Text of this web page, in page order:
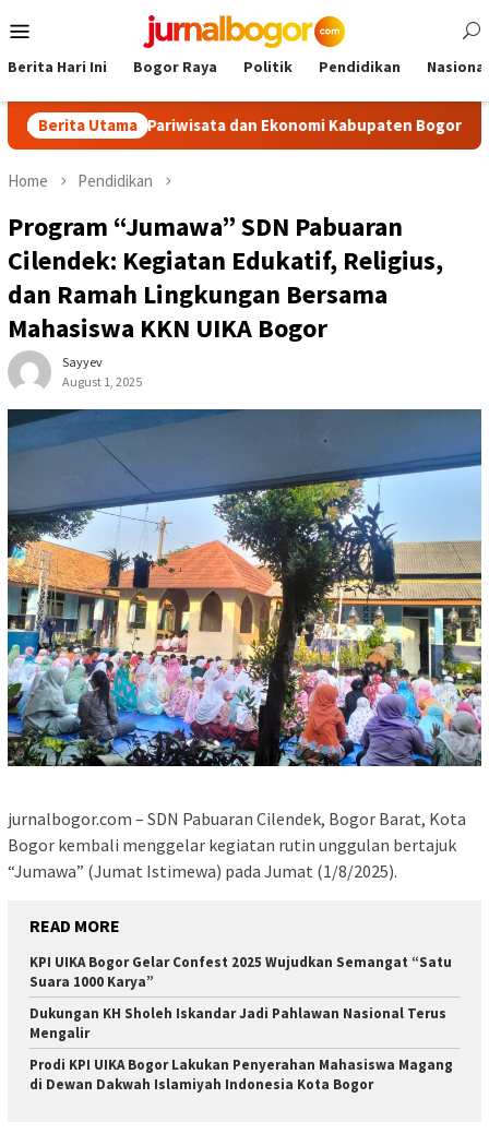
to
Menu
Berita Hari Ini Bogor Raya Politik Pendidikan Nasional
Berita Utama
Pariwisata dan Ekonomi Kabupaten Bogor Tour
Home Pendidikan
Program “Jumawa” SDN Pabuaran
Cilendek: Kegiatan Edukatif, Religius,
dan Ramah Lingkungan Bersama
Mahasiswa KKN UIKA Bogor
Sayyev
August 1, 2025
jurnalbogor.com – SDN Pabuaran Cilendek, Bogor Barat, Kota
Bogor kembali menggelar kegiatan rutin unggulan bertajuk
“Jumawa” (Jumat Istimewa) pada Jumat (1/8/2025).
READ MORE
KPI UIKA Bogor Gelar Confest 2025 Wujudkan Semangat “Satu
Suara 1000 Karya”
Dukungan KH Sholeh Iskandar Jadi Pahlawan Nasional Terus
Mengalir
Prodi KPI UIKA Bogor Lakukan Penyerahan Mahasiswa Magang
di Dewan Dakwah Islamiyah Indonesia Kota Bogor